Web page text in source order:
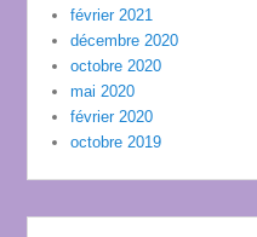
février 2021
décembre 2020
octobre 2020
mai 2020
février 2020
octobre 2019